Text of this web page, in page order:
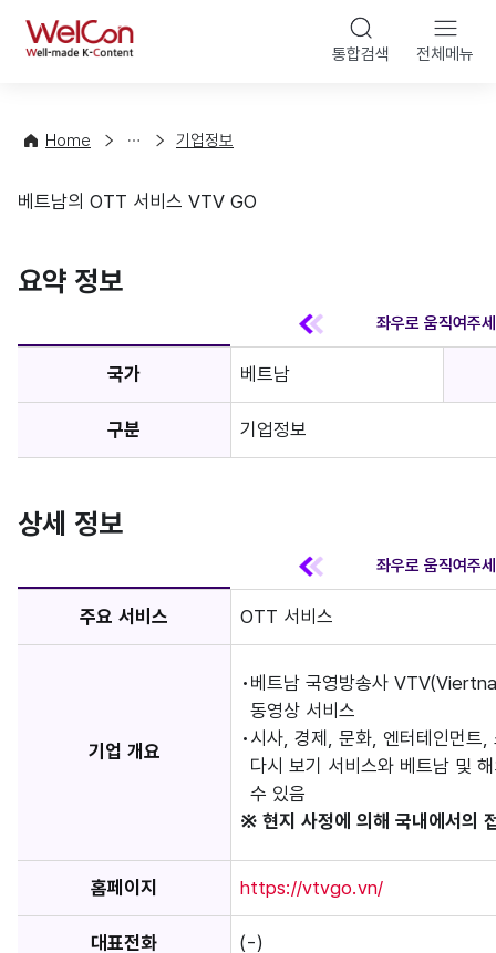
WelCon 통합검색 전체메뉴
Home
컨
팅
해
기
정
기업정보
기업정보
베트남의 OTT 서비스 VTV GO
요약 정보
국가 베트남
구분 기업정보
상세 정보
주요 서비스 OTT 서비스
기업 개요
베트남 국영방송사
동영상 서비스
시사, 경제, 문화, 엔터테인먼트
다시 보기 서비스와 베트남 및
수 있음
※ 현지 사정에 의해 국내에서의
홈페이지 https://vtvgo.vn/
대표전화 (-)